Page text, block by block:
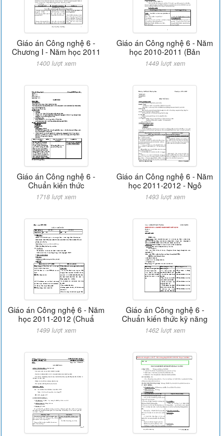
Giáo án Công nghệ 6 -
Chương I - Năm học 2011
1400 lượt xem
Giáo án Công nghệ 6 - Năm
học 2010-2011 (Bản
1449 lượt xem
Giáo án Công nghệ 6 -
Chuẩn kiến thức
1718 lượt xem
Giáo án Công nghệ 6 - Năm
học 2011-2012 - Ngô
1493 lượt xem
Giáo án Công nghệ 6 - Năm
học 2011-2012 (Chuẩ
1499 lượt xem
Giáo án Công nghệ 6 -
Chuẩn kiến thức kỹ năng
1462 lượt xem